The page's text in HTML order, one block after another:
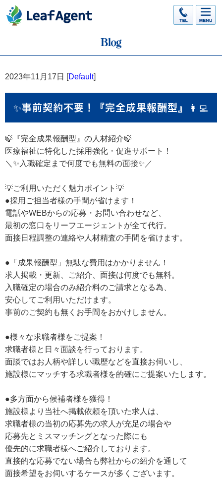
2023年11月17日 [Default]
✨事前契約不要！『完全成果報酬型』👩‍💻
🍃『完全成果報酬型』の人材紹介🍃
医療福祉に特化した採用強化・促進サポート！
＼✨入職確定まで何度でも無料の面接✨／
💡ご利用いただく魅力ポイント💡
●採用ご担当者様の手間が省けます！
電話やWEBからの応募・お問い合わせなど、
最初の窓口をリーフエージェントが全て代行。
面接日程調整の連絡や人材精査の手間を省けます。
●「成果報酬型」無駄な費用はかかりません！
求人掲載・更新、ご紹介、面接は何度でも無料。
入職確定の場合のみ紹介料のご請求となる為、
安心してご利用いただけます。
事前のご契約も無くお手間をおかけしません。
●様々な求職者様をご提案！
求職者様と日々面談を行っております。
面談ではお人柄や詳しい職歴などを直接お伺いし、
施設様にマッチする求職者様を的確にご提案いたします。
●多方面から候補者様を獲得！
施設様より当社へ掲載依頼を頂いた求人は、
求職者様の当初の応募先の求人が充足の場合や
応募先とミスマッチングとなった際にも
優先的に求職者様へご紹介しております。
直接的な応募でない場合も弊社からの紹介を通して
面接希望をお伺いするケースが多くございます。